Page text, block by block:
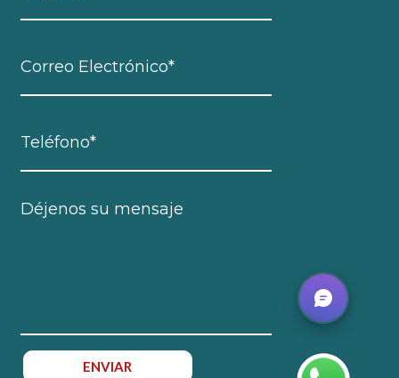
ENVIAR